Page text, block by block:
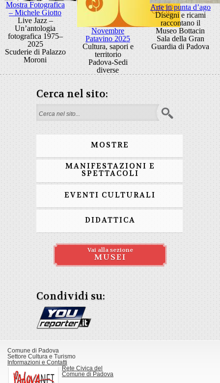
Mostra Fotografica
– Michele Giotto
Live Jazz –
Un’antologia
fotografica 1975–
2025
Scuderie di Palazzo
Moroni
Novembre
Patavino 2025
Cultura, sapori e
territorio
Padova-Sedi
diverse
Arte in punta d’ago
Disegni e ricami
raccontano il
Museo Bottacin
Sala della Gran
Guardia di Padova
Cerca nel sito:
Form di ricerca
MOSTRE
MANIFESTAZIONI E
SPETTACOLI
EVENTI CULTURALI
DIDATTICA
Vai alla sezione
MUSEI
Condividi su:
Comune di Padova
Settore Cultura e Turismo
Informazioni e Contatti
Rete Civica del
Comune di Padova